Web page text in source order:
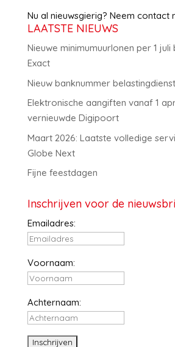
Nu al nieuwsgierig? Neem contact
LAATSTE NIEUWS
Nieuwe minimumuurlonen per 1 juli
Exact
Nieuw banknummer
Elektronische aangiften vanaf 1
vernieuwde Digipoort
Maart 2026: Laatste volledige
Globe Next
Fijne feestdagen
Inschrijven voor de
Emailadres:
Voornaam:
Achternaam: